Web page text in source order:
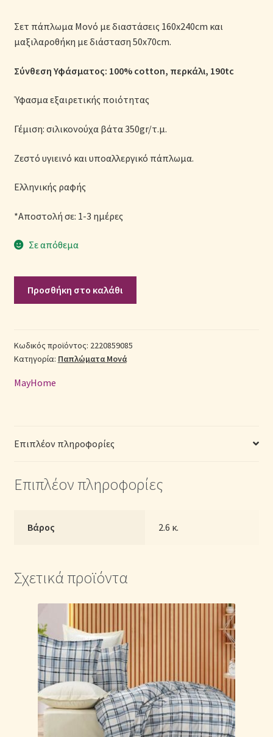
Ολοκλήρωση παραγγελίας
Όροι Χρήσης
Παιδικά Λευκά Είδη
Σεντόνια Σετ
Σετ πάπλωμα Μονό με διαστάσεις 160x240cm και
μαξιλαροθήκη με διάσταση 50x70cm.
Σύνθεση Υφάσματος: 100% cotton, περκάλι, 190tc
Ύφασμα εξαιρετικής ποιότητας
Γέμιση: σιλικονούχα βάτα 350gr/τ.μ.
Ζεστό υγιεινό και υποαλλεργικό πάπλωμα.
Ελληνικής ραφής
*Αποστολή σε: 1-3 ημέρες
Σε απόθεμα
Πάπλωμα
(Π:
160cm
Μ:
Γεωμετρικό
Προσθήκη στο καλάθι
Κωδικός προϊόντος: 2220859085
Κατηγορία: Παπλώματα Μονά
MayHome
Επιπλέον πληροφορίες
Επιπλέον πληροφορίες
Βάρος 2.6 κ.
Σχετικά προϊόντα